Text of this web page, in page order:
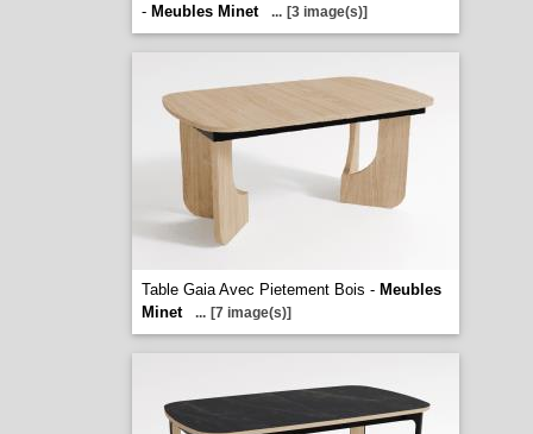
- Meubles Minet ... [3 image(s)]
Table Gaia Avec Pietement Bois - Meubles
Minet
... [7 image(s)]